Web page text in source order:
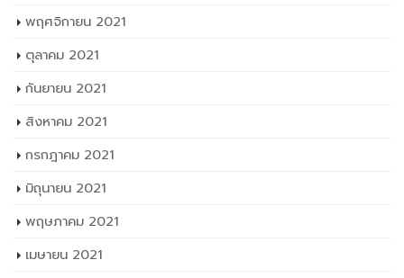
พฤศจิกายน 2021
ตุลาคม 2021
กันยายน 2021
สิงหาคม 2021
กรกฎาคม 2021
มิถุนายน 2021
พฤษภาคม 2021
เมษายน 2021